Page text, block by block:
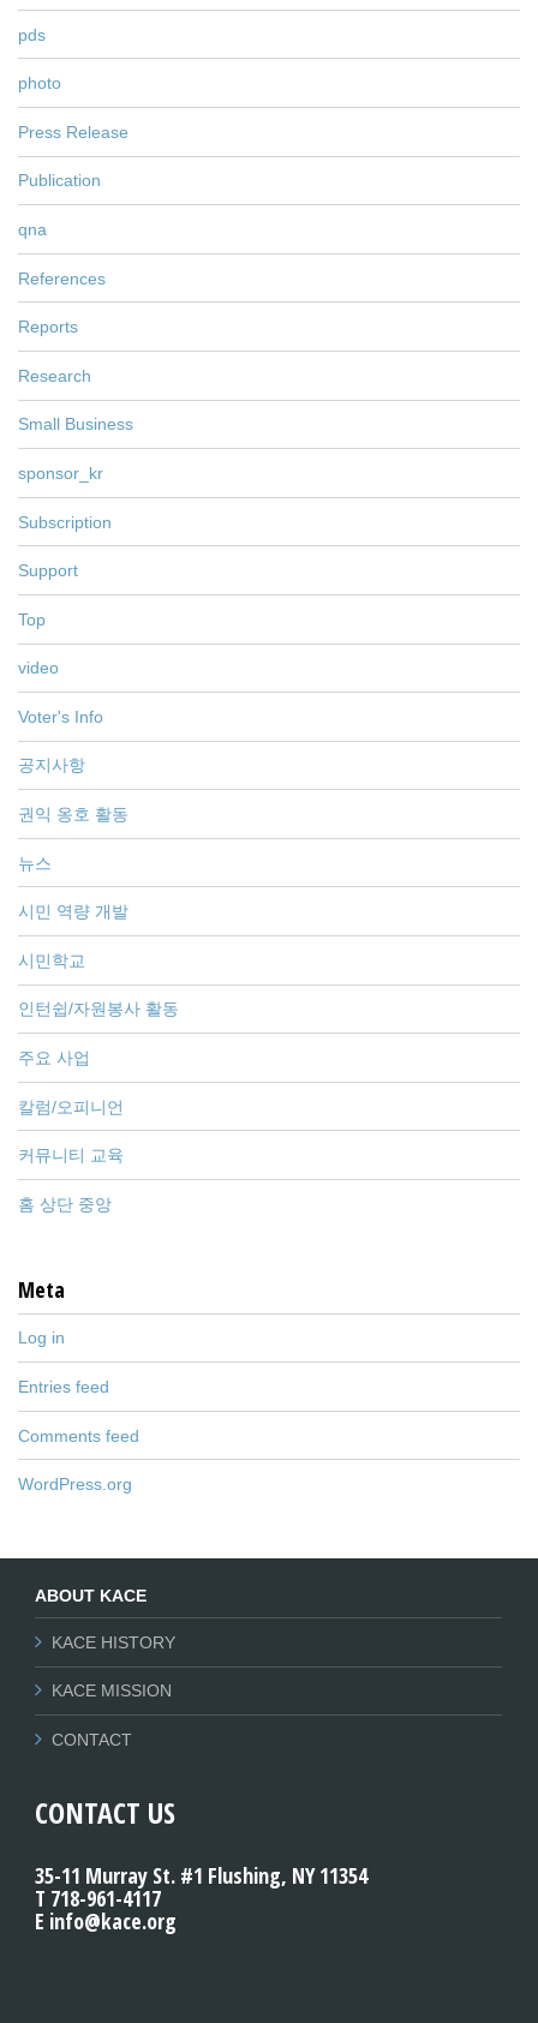
pds
photo
Press Release
Publication
qna
References
Reports
Research
Small Business
sponsor_kr
Subscription
Support
Top
video
Voter's Info
공지사항
권익 옹호 활동
뉴스
시민 역량 개발
시민학교
인턴쉽/자원봉사 활동
주요 사업
칼럼/오피니언
커뮤니티 교육
홈 상단 중앙
Meta
Log in
Entries feed
Comments feed
WordPress.org
ABOUT KACE
KACE HISTORY
KACE MISSION
CONTACT
CONTACT US
35-11 Murray St. #1 Flushing, NY 11354
T 718-961-4117
E info@kace.org